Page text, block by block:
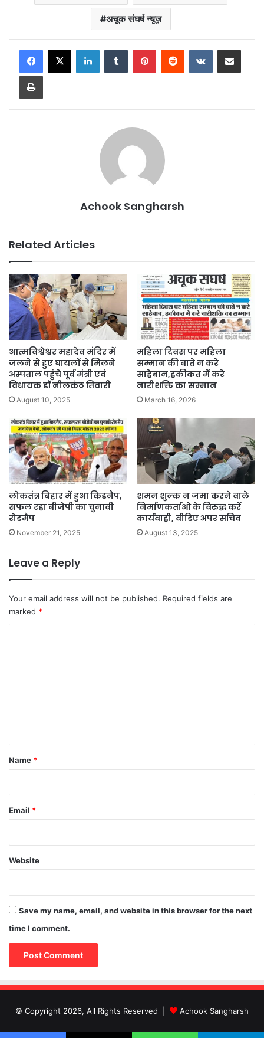
अचूक संघर्ष न्यूज़
LinkedInTumblr PinterestReddit VKontakteShare via Email
Print
Achook Sangharsh
Related Articles
आत्मविश्वेश्वर महादेव मंदिर में
जलने से हुए घायलों से मिलने
अस्पताल पहुंचे पूर्व मंत्री एवं
विधायक डॉ नीलकंठ तिवारी
August 10, 2025
महिला दिवस पर महिला
सम्मान की बाते न करे
साहेबान,हकीकत में करे
नारीशक्ति का सम्मान
March 16, 2026
लोकतंत्र बिहार में हुआ किडनैप,
सफल रहा बीजेपी का चुनावी
रोडमैप
November 21, 2025
शमन शुल्क न जमा करने वाले
निर्माणकर्ताओ के विरुद्ध करें
कार्यवाही, वीडिए अपर सचिव
August 13, 2025
Leave a Reply
Your email address will not be published. Required fields are
marked *
*
Name *
Email *
Website
Save my name, email, and website in this browser for the next
time I comment.
© Copyright 2026, All Rights Reserved | Achook Sangharsh